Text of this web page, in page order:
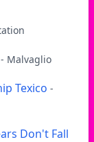
Malvaglio
Texico -
Don't Fall